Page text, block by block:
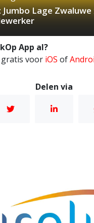
Jumbo Lage
App al?
voor iOS of
Delen via